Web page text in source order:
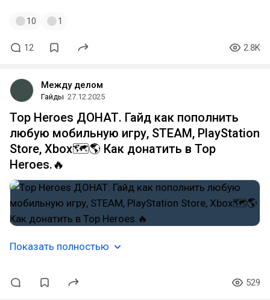
10 1
12 2.8K
Между делом
Гайды 27.12.2025
Top Heroes ДОНАТ. Гайд как пополнить
любую мобильную игру, STEAM, PlayStation
Store, Xbox🗺️🌎 Как донатить в Top
Heroes.🔥
Показать полностью
529